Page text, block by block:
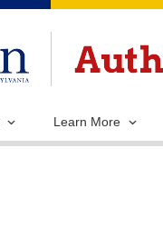
Learn More